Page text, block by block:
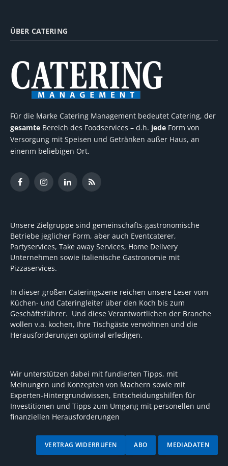
ÜBER CATERING
Für die Marke Catering Management bedeutet Catering, der
gesamte Bereich des Foodservices – d.h. jede Form von
Versorgung mit Speisen und Getränken außer Haus, an
einenm beliebigen Ort.
FacebookInstagramLinkedInRSS
Unsere Zielgruppe sind gemeinschafts-gastronomische
Betriebe jeglicher Form, aber auch Eventcaterer,
Partyservices, Take away Services, Home Delivery
Unternehmen sowie italienische Gastronomie mit
Pizzaservices.
In dieser großen Cateringszene reichen unsere Leser vom
Küchen- und Cateringleiter über den Koch bis zum
Geschäftsführer. Und diese Verantwortlichen der Branche
wollen v.a. kochen, Ihre Tischgäste verwöhnen und die
Herausforderungen optimal erledigen.
Wir unterstützen dabei mit fundierten Tipps, mit
Meinungen und Konzepten von Machern sowie mit
Experten-Hintergrundwissen, Entscheidungshilfen für
Investitionen und Tipps zum Umgang mit personellen und
finanziellen Herausforderungen
MEDIADATEN
ABO
VERTRAG WIDERRUFEN